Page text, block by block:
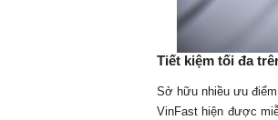
Tiết kiệm tối đa
Sở hữu nhiều ưu
VinFast hiện được